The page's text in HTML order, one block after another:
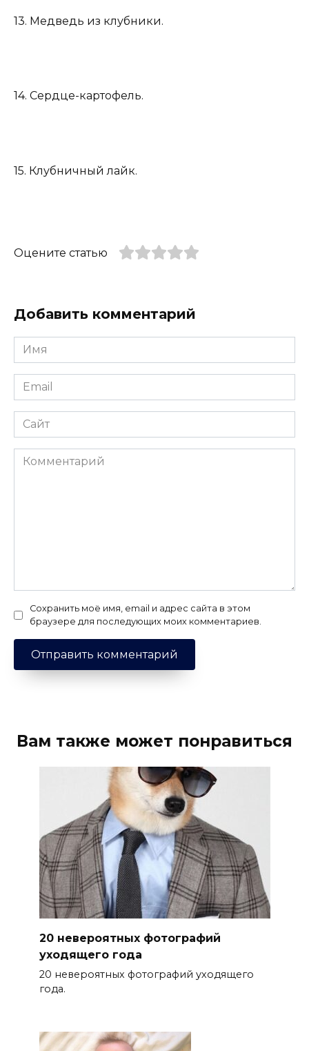
13. Медведь из клубники.
14. Сердце-картофель.
15. Клубничный лайк.
Оцените статью
Добавить комментарий
Имя
*
Email
*
Сайт
Комментарий
Сохранить моё имя, email и адрес сайта в этом
браузере для последующих моих комментариев.
Вам также может понравиться
20 невероятных фотографий
уходящего года
20 невероятных фотографий уходящего
года.